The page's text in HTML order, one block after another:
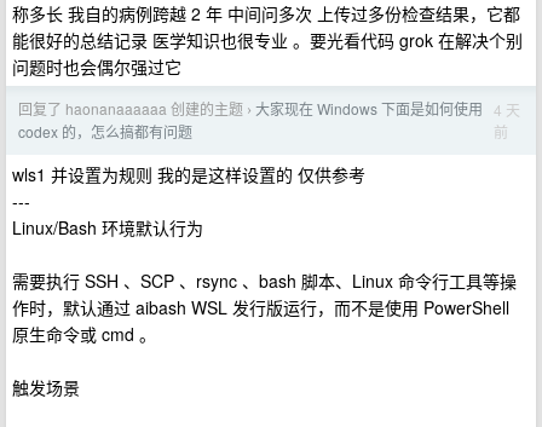
称多长 我自的病例跨越 2 年 中间问多次 上传过多份检查结果，它都
能很好的总结记录 医学知识也很专业 。要光看代码 grok 在解决个别
问题时也会偶尔强过它
回复了 haonanaaaaaa 创建的主题 › 大家现在 Windows 下面是如何使用
codex 的，怎么搞都有问题
4 天
前
wls1 并设置为规则 我的是这样设置的 仅供参考
---
Linux/Bash 环境默认行为
需要执行 SSH 、SCP 、rsync 、bash 脚本、Linux 命令行工具等操
作时，默认通过 aibash WSL 发行版运行，而不是使用 PowerShell
原生命令或 cmd 。
触发场景